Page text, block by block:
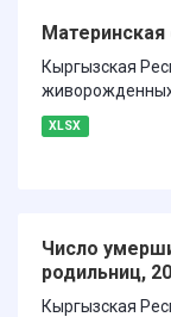
Кыргызская
XLSX
Число
родильниц,
Кыргызская